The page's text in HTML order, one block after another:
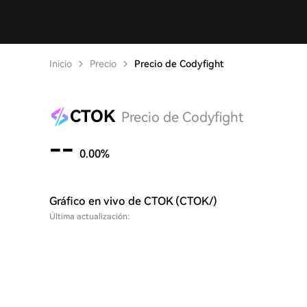
Inicio Precio Precio de Codyfight
CTOK Precio de Codyfight
-- 0.00%
Gráfico en vivo de CTOK (CTOK/)
Última actualización: